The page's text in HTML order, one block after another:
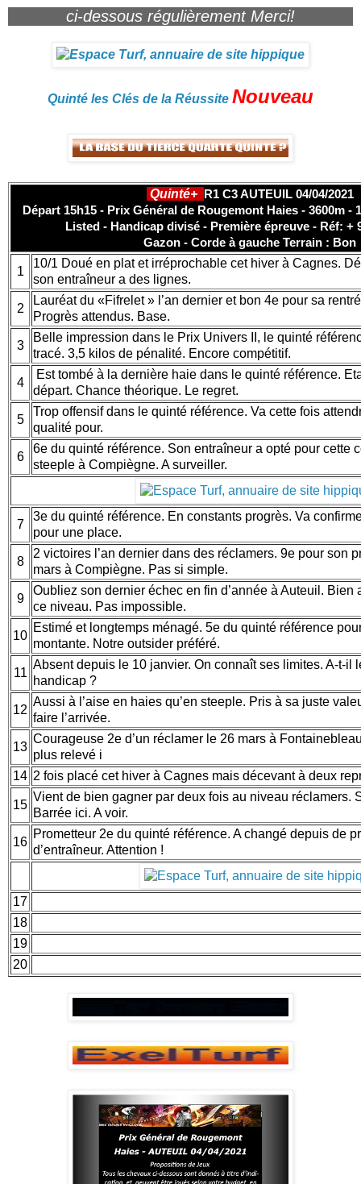
ci-dessous régulièrement Merci!
Quinté les Clés de la Réussite Nouveau
Quinté+ R1 C3 AUTEUIL 04/04/2021
Départ 15h15 - Prix Général de Rougemont Haies - 3600m -
Listed - Handicap divisé - Première épreuve - Réf: +
Gazon - Corde à gauche Terrain : Bon
1
10/1 Doué en plat et irréprochable cet hiver à Cagnes.
son entraîneur a des lignes.
2
Lauréat du «Fifrelet » l’an dernier et bon 4e pour sa
Progrès attendus. Base.
3
Belle impression dans le Prix Univers II, le quinté
tracé. 3,5 kilos de pénalité. Encore compétitif.
4
Est tombé à la dernière haie dans le quinté référence.
départ. Chance théorique. Le regret.
5
Trop offensif dans le quinté référence. Va cette fois
qualité pour.
6
6e du quinté référence. Son entraîneur a opté pour cette
steeple à Compiègne. A surveiller.
7
3e du quinté référence. En constants progrès. Va
pour une place.
8
2 victoires l’an dernier dans des réclamers. 9e pour son
mars à Compiègne. Pas si simple.
9
Oubliez son dernier échec en fin d’année à Auteuil. Bien
ce niveau. Pas impossible.
10
Estimé et longtemps ménagé. 5e du quinté référence
montante. Notre outsider préféré.
11
Absent depuis le 10 janvier. On connaît ses limites. A-t-il
handicap ?
12
Aussi à l’aise en haies qu’en steeple. Pris à sa juste
faire l’arrivée.
13
Courageuse 2e d’un réclamer le 26 mars à
plus relevé i
14 2 fois placé cet hiver à Cagnes mais décevant à deux
15
Vient de bien gagner par deux fois au niveau réclamers.
Barrée ici. A voir.
16
Prometteur 2e du quinté référence. A changé depuis de
d’entraîneur. Attention !
17
18
19
20